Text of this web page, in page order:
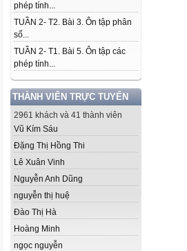
phép tính...
TUẦN 2- T2. Bài 3. Ôn tập phân
số...
TUẦN 2- T1. Bài 5. Ôn tập các
phép tính...
THÀNH VIÊN TRỰC TUYẾN
2961 khách và 41 thành viên
Vũ Kím Sáu
Đặng Thị Hồng Thi
Lê Xuân Vinh
Nguyễn Anh Dũng
nguyễn thị huệ
Đào Thị Hà
Hoàng Minh
ngọc nguyễn